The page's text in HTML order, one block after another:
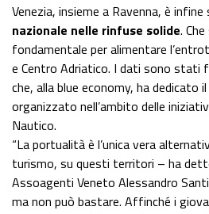
Venezia, insieme a Ravenna, è
nazionale nelle rinfuse solide.
fondamentale per alimentare
e Centro Adriatico. I dati sono stati
che, alla blue economy, ha dedicato
organizzato nell’ambito delle
Nautico.
“La portualità è l’unica vera
turismo, su questi territori – ha
Assoagenti Veneto Alessandro
ma non può bastare. Affinché i